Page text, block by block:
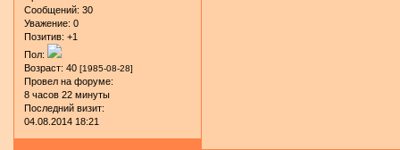
Сообщений: 30
Уважение: 0
Позитив: +1
Пол:
Возраст: 40 [1985-08-28]
Провел на форуме:
8 часов 22 минуты
Последний визит:
04.08.2014 18:21